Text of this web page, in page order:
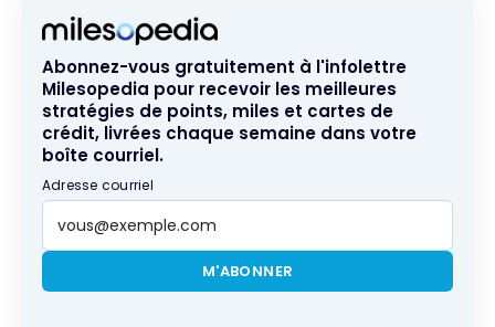
Abonnez-vous gratuitement à l'infolettre
Milesopedia pour recevoir les meilleures
stratégies de points, miles et cartes de
crédit, livrées chaque semaine dans votre
boîte courriel.
Adresse courriel
M'ABONNER